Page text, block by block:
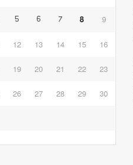
5 6 7 8 9
12 13 14 15 16
19 20 21 22 23
26 27 28 29 30